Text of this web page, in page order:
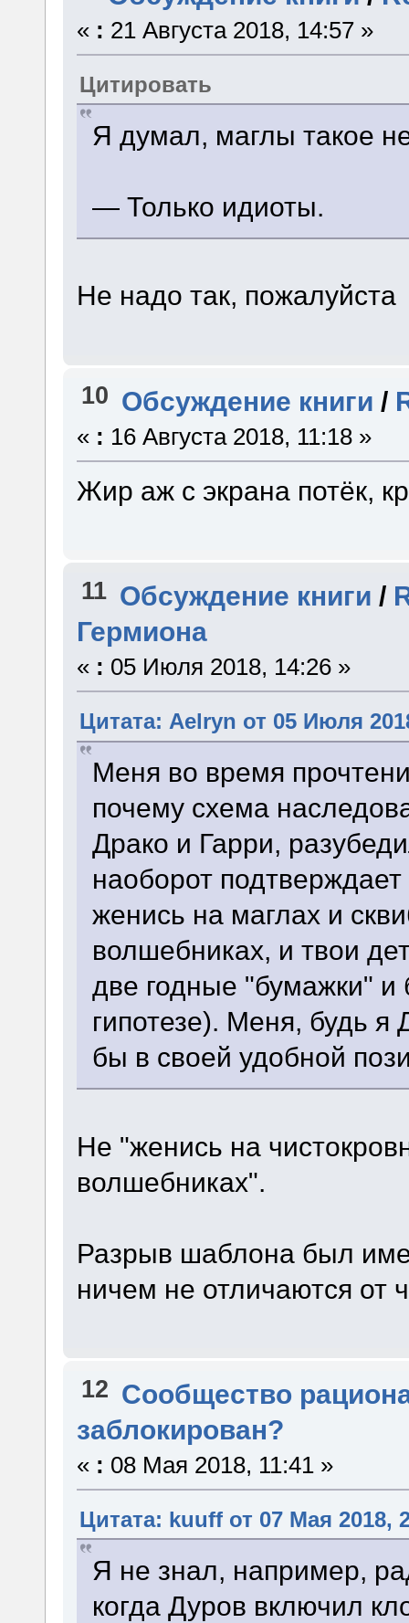
« : 21 Августа 2018, 14:57 »
Цитировать
Я думал, маглы такое
— Только идиоты.
Не надо так, пожалуйста
10 Обсуждение книги /
« : 16 Августа 2018, 11:18 »
Жир аж с экрана потёк,
11 Обсуждение книги /
Гермиона
« : 05 Июля 2018, 14:26 »
Цитата: Aelryn от 05 Июля
Меня во время
почему схема
Драко и Гарри,
наоборот подтверждает
женись на маглах и
волшебниках, и твои
две годные "бумажки" и
гипотезе). Меня, будь я
бы в своей удобной
Не "женись на
волшебниках".
Разрыв шаблона был
ничем не отличаются от
12 Сообщество
заблокирован?
« : 08 Мая 2018, 11:41 »
Цитата: kuuff от 07 Мая 2018,
Я не знал, например,
когда Дуров включил